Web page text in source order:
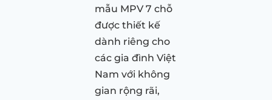
mẫu MPV 7 chỗ
được thiết kế
dành riêng cho
các gia đình Việt
Nam với không
gian rộng rãi,